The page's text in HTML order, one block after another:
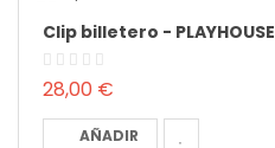
Clip billetero - PLAYHOUSE
28,00 €
AÑADIR